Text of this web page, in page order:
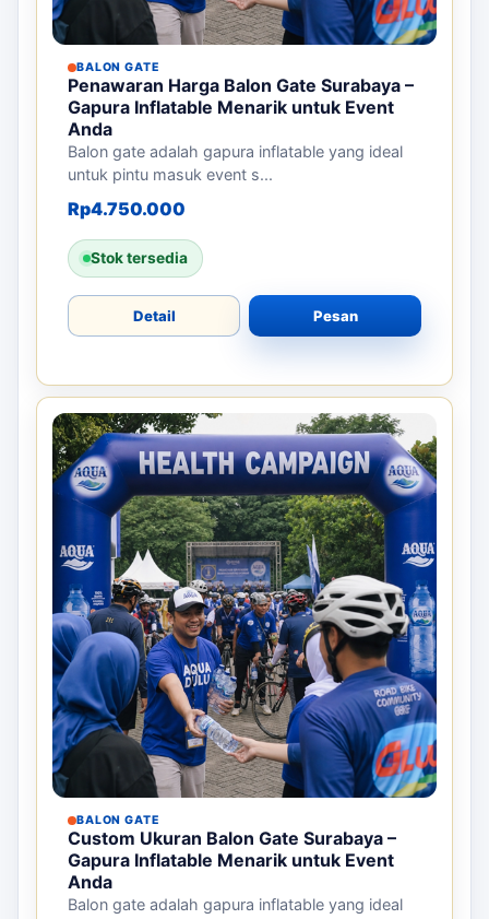
BALON GATE
Penawaran Harga Balon Gate Surabaya –
Gapura Inflatable Menarik untuk Event
Anda
Balon gate adalah gapura inflatable yang ideal
untuk pintu masuk event s...
Rp4.750.000
Stok tersedia
Detail Pesan
BALON GATE
Custom Ukuran Balon Gate Surabaya –
Gapura Inflatable Menarik untuk Event
Anda
Balon gate adalah gapura inflatable yang ideal